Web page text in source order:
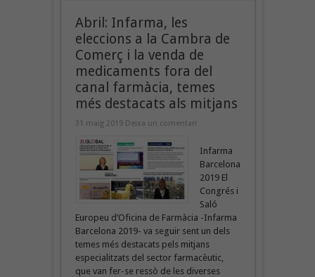
Abril: Infarma, les
eleccions a la Cambra de
Comerç i la venda de
medicaments fora del
canal farmàcia, temes
més destacats als mitjans
31 maig 2019 Deixa un comentari
Infarma
Barcelona
2019 El
Congrés i
Saló
Europeu d’Oficina de Farmàcia -Infarma
Barcelona 2019- va seguir sent un dels
temes més destacats pels mitjans
especialitzats del sector farmacèutic,
que van fer-se ressò de les diverses